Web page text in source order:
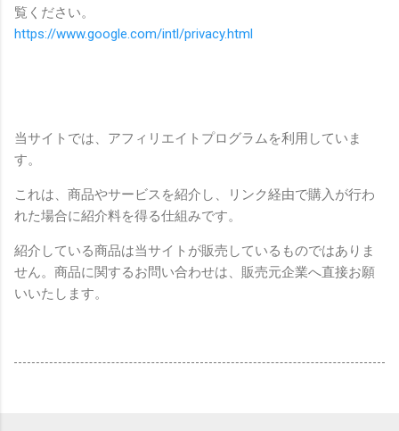
覧ください。
https://www.google.com/intl/privacy.html
当サイトでは、アフィリエイトプログラムを利用していま
す。
これは、商品やサービスを紹介し、リンク経由で購入が行わ
れた場合に紹介料を得る仕組みです。
紹介している商品は当サイトが販売しているものではありま
せん。商品に関するお問い合わせは、販売元企業へ直接お願
いいたします。